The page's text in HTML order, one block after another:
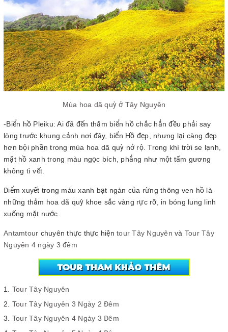
Mùa hoa dã quỳ ở Tây Nguyên
-Biển hồ Pleiku: Ai đã đến thăm biển hồ chắc hẳn đều phải say
lòng trước khung cảnh nơi đây, biển Hồ đẹp, nhưng lại càng đẹp
hơn bội phần trong mùa hoa dã quỳ nở rộ. Trong khí trời se lạnh,
mặt hồ xanh trong màu ngọc bích, phẳng như một tấm gương
không tì vết.
Điểm xuyết trong màu xanh bạt ngàn của rừng thông ven hồ là
những thảm hoa dã quỳ khoe sắc vàng rực rỡ, in bóng lung linh
xuống mặt nước.
Antamtour chuyên thực thực hiện tour Tây Nguyên và Tour Tây
Nguyên 4 ngày 3 đêm
Tour Tây Nguyên
Tour Tây Nguyên 3 Ngày 2 Đêm
Tour Tây Nguyên 4 Ngày 3 Đêm